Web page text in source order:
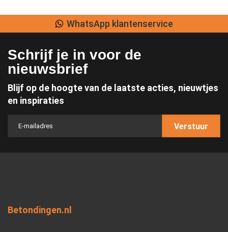
WhatsApp klantenservice
Schrijf je in voor de
nieuwsbrief
Blijf op de hoogte van de laatste acties, nieuwtjes
en inspiraties
Verstuur
Betondingen.nl